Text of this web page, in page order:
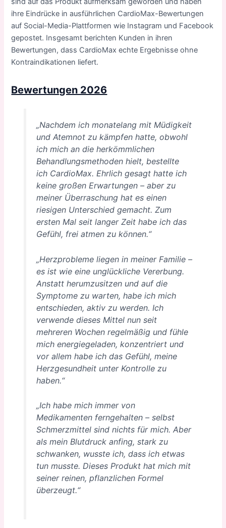
ihre Eindrücke in ausführlichen CardioMax-Bewertungen
auf Social-Media-Plattformen wie Instagram und Facebook
gepostet. Insgesamt berichten Kunden in ihren
Bewertungen, dass CardioMax echte Ergebnisse ohne
Kontraindikationen liefert.
Bewertungen 2026
„Nachdem ich monatelang mit Müdigkeit
und Atemnot zu kämpfen hatte, obwohl
ich mich an die herkömmlichen
Behandlungsmethoden hielt, bestellte
ich CardioMax. Ehrlich gesagt hatte ich
keine großen Erwartungen – aber zu
meiner Überraschung hat es einen
riesigen Unterschied gemacht. Zum
ersten Mal seit langer Zeit habe ich das
Gefühl, frei atmen zu können.“
„Herzprobleme liegen in meiner Familie –
es ist wie eine unglückliche Vererbung.
Anstatt herumzusitzen und auf die
Symptome zu warten, habe ich mich
entschieden, aktiv zu werden. Ich
verwende dieses Mittel nun seit
mehreren Wochen regelmäßig und fühle
mich energiegeladen, konzentriert und
vor allem habe ich das Gefühl, meine
Herzgesundheit unter Kontrolle zu
haben.“
„Ich habe mich immer von
Medikamenten ferngehalten – selbst
Schmerzmittel sind nichts für mich. Aber
als mein Blutdruck anfing, stark zu
schwanken, wusste ich, dass ich etwas
tun musste. Dieses Produkt hat mich mit
seiner reinen, pflanzlichen Formel
überzeugt.“